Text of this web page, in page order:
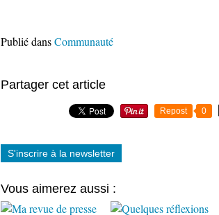
Publié dansCommunauté
Partager cet article
Repost 0
S'inscrire à la newsletter
Vous aimerez aussi :